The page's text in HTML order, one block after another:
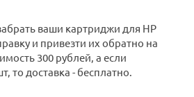
ваши картриджи для HP
и привезти их обратно на
300 рублей, а если
то доставка - бесплатно.